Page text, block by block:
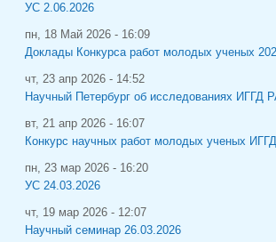
УС 2.06.2026
пн, 18 Май 2026 - 16:09
Доклады Конкурса работ молодых ученых
чт, 23 апр 2026 - 14:52
Научный Петербург об исследованиях ИГГД
вт, 21 апр 2026 - 16:07
Конкурс научных работ молодых ученых
пн, 23 мар 2026 - 16:20
УС 24.03.2026
чт, 19 мар 2026 - 12:07
Научный семинар 26.03.2026